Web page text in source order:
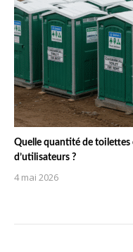
Quelle quantité de
d’utilisateurs ?
4 mai 2026